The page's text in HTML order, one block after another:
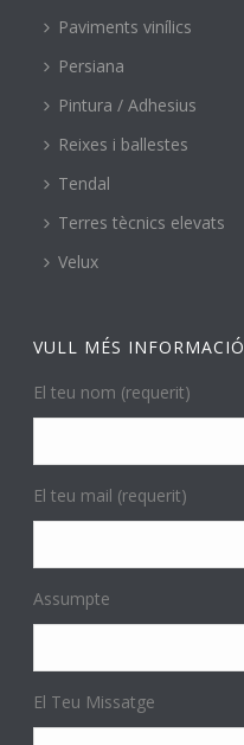
Paviments vinílics
Persiana
Pintura / Adhesius
Reixes i ballestes
Tendal
Terres tècnics elevats
Velux
VULL MÉS INFORMACIÓ
El teu nom (requerit)
El teu mail (requerit)
Assumpte
El Teu Missatge